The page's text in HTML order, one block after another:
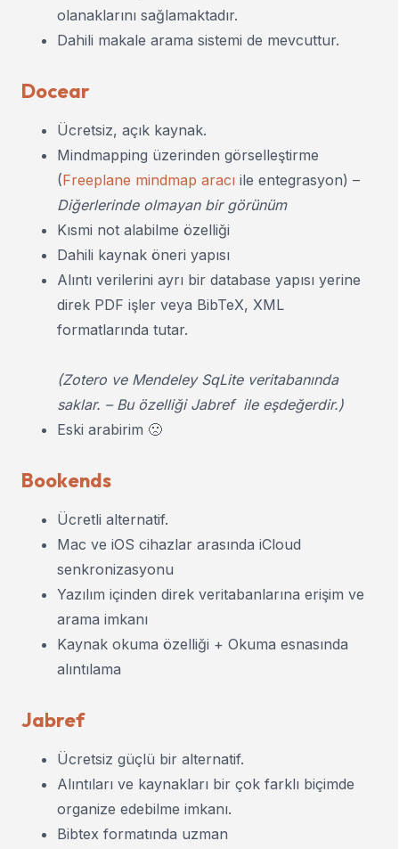
olanaklarını sağlamaktadır.
Dahili makale arama sistemi de mevcuttur.
Docear
Ücretsiz, açık kaynak.
Mindmapping üzerinden görselleştirme
(Freeplane mindmap aracı ile entegrasyon) –
Diğerlerinde olmayan bir görünüm
Kısmi not alabilme özelliği
Dahili kaynak öneri yapısı
Alıntı verilerini ayrı bir database yapısı yerine
direk PDF işler veya BibTeX, XML
formatlarında tutar.
(Zotero ve Mendeley SqLite veritabanında
saklar. – Bu özelliği Jabref ile eşdeğerdir.)
Eski arabirim 🙁
Bookends
Ücretli alternatif.
Mac ve iOS cihazlar arasında iCloud
senkronizasyonu
Yazılım içinden direk veritabanlarına erişim ve
arama imkanı
Kaynak okuma özelliği + Okuma esnasında
alıntılama
Jabref
Ücretsiz güçlü bir alternatif.
Alıntıları ve kaynakları bir çok farklı biçimde
organize edebilme imkanı.
Bibtex formatında uzman